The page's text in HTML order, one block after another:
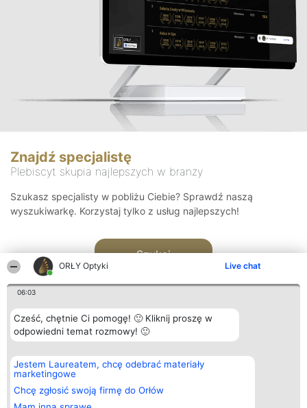
ORŁY Optyki Live chat
06:03
Cześć, chętnie Ci pomogę! 🙂 Kliknij proszę w
odpowiedni temat rozmowy! 🙂
Jestem Laureatem, chcę odebrać materiały
marketingowe
Chcę zgłosić swoją firmę do Orłów
Znajdź specjalistę
Plebiscyt skupia najlepszych w branży
Szukasz specjalisty w pobliżu Ciebie? Sprawdź naszą
wyszukiwarkę. Korzystaj tylko z usług najlepszych!
Szukaj
Organizator plebiscytu
Bright Side Solutions sp. z o.
o. sp. k.
ul. Ruska 22
Wrocław 50-079
KRS 0000749100 | Regon
Plebiscyt
Laureaci
wszystkich
Laureatów
Kontakt
Kontakt